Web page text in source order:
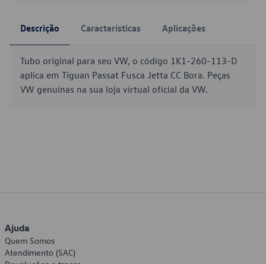
Descrição Características Aplicações
Tubo original para seu VW, o código 1K1-260-113-D
aplica em Tiguan Passat Fusca Jetta CC Bora. Peças
VW genuínas na sua loja virtual oficial da VW.
Ajuda
Quem Somos
Atendimento (SAC)